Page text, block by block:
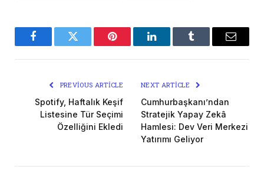
FacebookTwitter Pinterest LinkedInTumblr Email
PREVIOUS ARTICLE
Spotify, Haftalık Keşif
Listesine Tür Seçimi
Özelliğini Ekledi
NEXT ARTICLE
Cumhurbaşkanı’ndan
Stratejik Yapay Zekâ
Hamlesi: Dev Veri Merkezi
Yatırımı Geliyor